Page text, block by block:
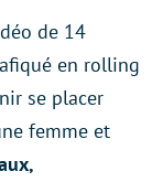
de 14
en rolling
se placer
femme et